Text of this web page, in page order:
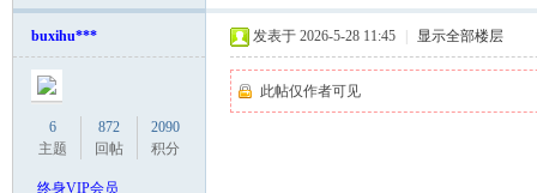
buxihu***
6
主题
872
回帖
2090
积分
终身VIP会员
发表于 2026-5-28 11:45 显示全部楼层
此帖仅作者可见